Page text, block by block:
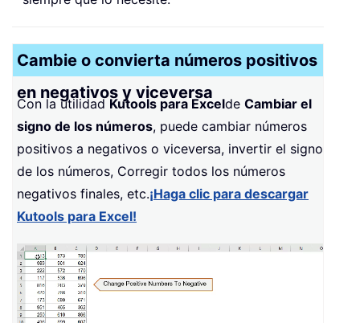
Cambie o convierta números positivos
en negativos y viceversa
Con la utilidadKutools para Excelde Cambiar el
signo de los números, puede cambiar números
positivos a negativos o viceversa, invertir el signo
de los números, Corregir todos los números
negativos finales, etc.¡Haga clic para descargar
Kutools para Excel!